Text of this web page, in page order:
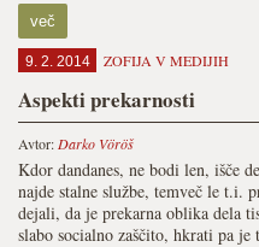
več
9. 2. 2014 ZOFIJA V MEDIJIH
Aspekti prekarnosti
Avtor: Darko Vöröš
Kdor dandanes, ne bodi len, išče
najde stalne službe, temveč le t.i.
dejali, da je prekarna oblika dela
slabo socialno zaščito, hkrati pa